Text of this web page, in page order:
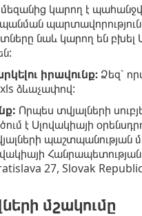
կարող է
նաև կարող են
իրավունք։Ձեզ՝
ձևաչափով:
Որպես տվյալների
է Սլովակիայի
պաշտպանության
Հանրապետության
27, Slovak
մշակումը